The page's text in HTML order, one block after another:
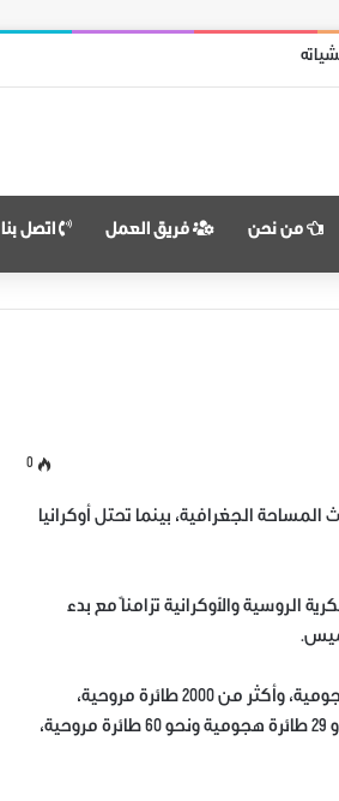
من نحن فريق العمل اتصل بنا
0
الجغرافية، بينما تحتل أوكرانيا
الروسية والأوكرانية تزامناً مع بدء
وبحسب الوكالة، تمتلك القوات الجوية الروسية 772 طائرة مقاتلة، و739 طائرة هجومية، وأكثر من 2000 طائرة مروحية،
وبجيش قوامه مليون و300 ألف عسكري، بينما تمتلك أوكرانيا 69 طائرة مقاتلة و 29 طائرة هجومية ونحو 60 طائرة مروحية،